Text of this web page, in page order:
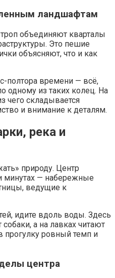
ландшафтам
объединяют кварталы
Это пешие
объясняют, что и как
полтора времени — всё,
одному из таких колец. На
чего складывается
и внимание к деталям.
река и
природу. Центр
минутах — набережные
ведущие к
идите вдоль воды. Здесь
а на лавках читают
прогулку ровный темп и
центра